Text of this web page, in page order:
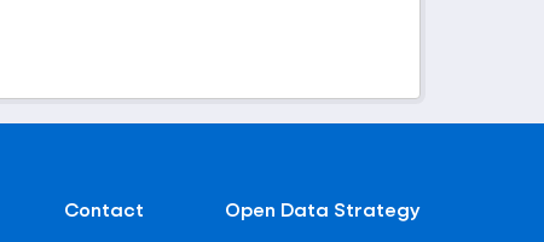
Contact Open Data Strategy